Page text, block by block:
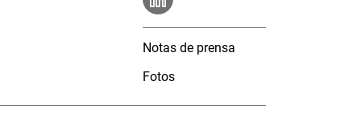
Notas de prensa
Fotos